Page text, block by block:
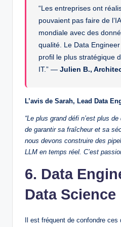
“Les entreprises ont
pouvaient pas faire de
mondiale avec des
qualité. Le Data
profil le plus stratégique
IT.” —Julien B.,
L’avis de Sarah, Lead Data
“Le plus grand défi n’est plus
de garantir sa fraîcheur et sa
nous devons construire des
LLM en temps réel. C’est
6. Data
Data
Il est fréquent de confondre